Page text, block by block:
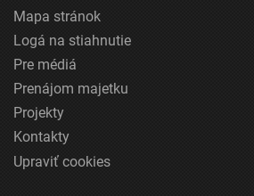
Mapa stránok
Logá na stiahnutie
Pre médiá
Prenájom majetku
Projekty
Kontakty
Upraviť cookies